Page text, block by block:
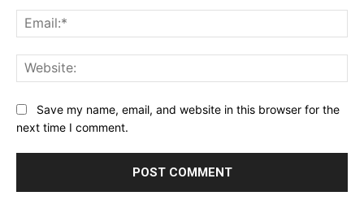
Save my name, email, and website in this browser for the
next time I comment.